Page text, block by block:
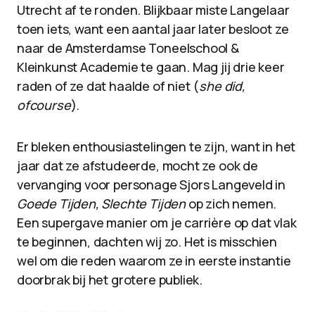
Utrecht af te ronden. Blijkbaar miste Langelaar
toen iets, want een aantal jaar later besloot ze
naar de Amsterdamse Toneelschool &
Kleinkunst Academie te gaan. Mag jij drie keer
raden of ze dat haalde of niet (she did,
ofcourse).
Er bleken enthousiastelingen te zijn, want in het
jaar dat ze afstudeerde, mocht ze ook de
vervanging voor personage Sjors Langeveld in
Goede Tijden, Slechte Tijdenop zich nemen.
Een supergave manier om je carrière op dat vlak
te beginnen, dachten wij zo. Het is misschien
wel om die reden waarom ze in eerste instantie
doorbrak bij het grotere publiek.